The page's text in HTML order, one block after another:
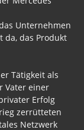
Unternehmen
da, das Produkt
Tätigkeit als
Vater einer
Erfolg
zerrütteten
Netzwerk